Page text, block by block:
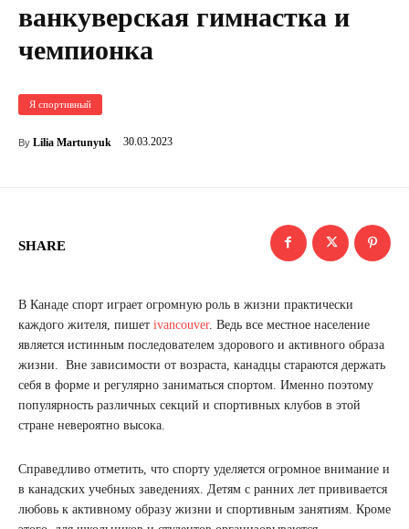
ванкуверская гимнастка и
чемпионка
Я спортивный
By Lilia Martunyuk 30.03.2023
SHARE
В Канаде спорт играет огромную роль в жизни практически
каждого жителя, пишет ivancouver. Ведь все местное население
является истинным последователем здорового и активного образа
жизни. Вне зависимости от возраста, канадцы стараются держать
себя в форме и регулярно заниматься спортом. Именно поэтому
популярность различных секций и спортивных клубов в этой
стране невероятно высока.
Справедливо отметить, что спорту уделяется огромное внимание и
в канадских учебных заведениях. Детям с ранних лет прививается
любовь к активному образу жизни и спортивным занятиям. Кроме